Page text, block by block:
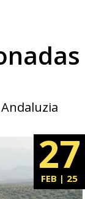
27
FEB | 25